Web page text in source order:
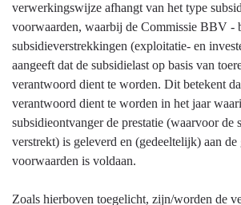
verwerkingswijze afhangt van het type
voorwaarden, waarbij de Commissie BBV -
subsidieverstrekkingen (exploitatie- en
aangeeft dat de subsidielast op basis van
verantwoord dient te worden. Dit betekent
verantwoord dient te worden in het jaar
subsidieontvanger de prestatie (waarvoor de
verstrekt) is geleverd en (gedeeltelijk) aan de
voorwaarden is voldaan.
Zoals hierboven toegelicht, zijn/worden de